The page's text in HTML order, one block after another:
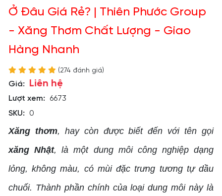
Ở Đâu Giá Rẻ? | Thiên Phước Group
- Xăng Thơm Chất Lượng - Giao
Hàng Nhanh
(274 đánh giá)
Giá: Liên hệ
Lượt xem:
6673
SKU: 0
Xăng thơm, hay còn được biết đến với tên gọi
xăng Nhật, là một dung môi công nghiệp dạng
lỏng, không màu, có mùi đặc trưng tương tự dầu
chuối. Thành phần chính của loại dung môi này là